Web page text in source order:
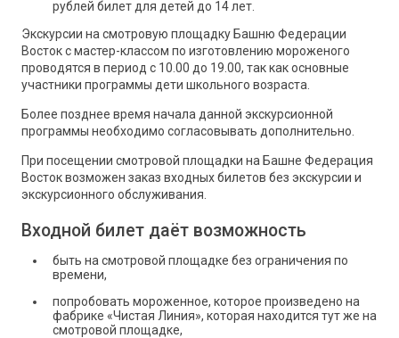
рублей билет для детей до 14 лет.
Экскурсии на смотровую площадку Башню Федерации
Восток с мастер-классом по изготовлению мороженого
проводятся в период с 10.00 до 19.00, так как основные
участники программы дети школьного возраста.
Более позднее время начала данной экскурсионной
программы необходимо согласовывать дополнительно.
При посещении смотровой площадки на Башне Федерация
Восток возможен заказ входных билетов без экскурсии и
экскурсионного обслуживания.
Входной билет даёт возможность
быть на смотровой площадке без ограничения по
времени,
попробовать мороженное, которое произведено на
фабрике «Чистая Линия», которая находится тут же на
смотровой площадке,